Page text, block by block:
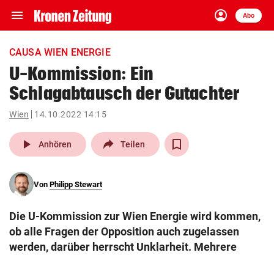
menu Navigation
ein-/ausklappen
account_circle
Anmelden
Abo
close Schließen
account_circle Anmelden
arrow_right
pin_drop
Wien arrow_right
search
eingeben
CAUSA WIEN ENERGIE
U-Kommission: Ein
Schlagabtausch der Gutachter
Wien 14.10.2022 14:15
play_arrow Anhören Teilen
Von Philipp Stewart
Die U-Kommission zur Wien Energie wird kommen,
ob alle Fragen der Opposition auch zugelassen
werden, darüber herrscht Unklarheit. Mehrere